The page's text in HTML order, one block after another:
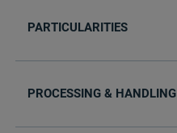
PARTICULARITIES
PROCESSING & HANDLING